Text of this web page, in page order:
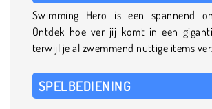
Swimming Hero is een spannend
Ontdek hoe ver jij komt in een
terwijl je al zwemmend nuttige items
SPELBEDIENING